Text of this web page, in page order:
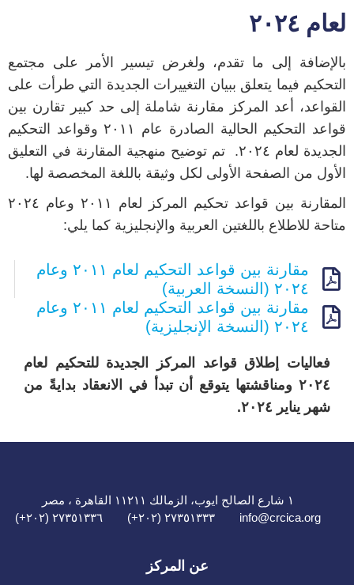
لعام ٢٠٢٤
بالإضافة إلى ما تقدم، ولغرض تيسير الأمر على مجتمع
التحكيم فيما يتعلق ببيان التغييرات الجديدة التي طرأت على
القواعد، أعد المركز مقارنة شاملة إلى حد كبير تقارن بين
قواعد التحكيم الحالية الصادرة عام ٢٠١١ وقواعد التحكيم
الجديدة لعام ٢٠٢٤. تم توضيح منهجية المقارنة في التعليق
الأول من الصفحة الأولى لكل وثيقة باللغة المخصصة لها.
المقارنة بين قواعد تحكيم المركز لعام ٢٠١١ وعام ٢٠٢٤
متاحة للاطلاع باللغتين العربية والإنجليزية كما يلي:
مقارنة بين قواعد التحكيم لعام ٢٠١١ وعام
٢٠٢٤ (النسخة العربية)
مقارنة بين قواعد التحكيم لعام ٢٠١١ وعام
٢٠٢٤ (النسخة الإنجليزية)
فعاليات إطلاق قواعد المركز الجديدة للتحكيم لعام
٢٠٢٤ ومناقشتها يتوقع أن تبدأ في الانعقاد بدايةً من
شهر يناير ٢٠٢٤.
١ شارع الصالح ايوب، الزمالك ١١٢١١ القاهرة ، مصر
info@crcica.org
٢٧٣٥١٣٣٣ (٢٠٢+) ٢٧٣٥١٣٣٦ (٢٠٢+)
عن المركز